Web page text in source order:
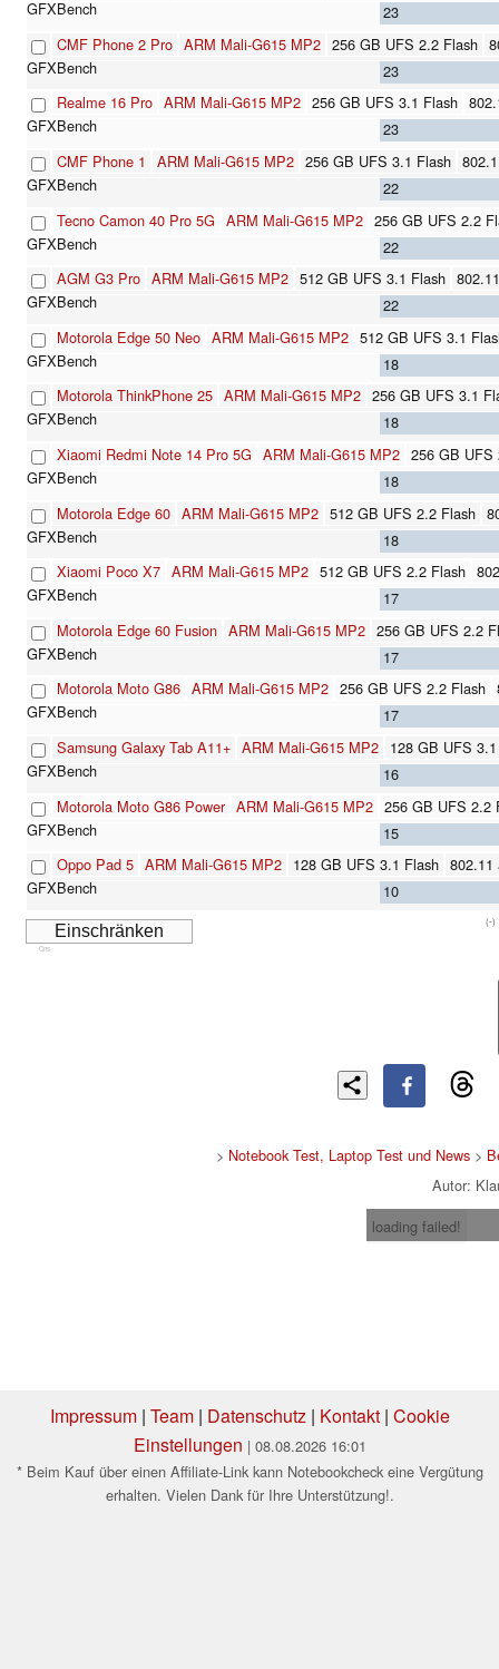
23
CMF Phone 2 Pro ARM Mali-G615 MP2 256 GB UFS 2.2 Flash
23
Realme 16 Pro ARM Mali-G615 MP2 256 GB UFS 3.1 Flash
23
CMF Phone 1
ARM Mali-G615 MP2 256 GB UFS 3.1 Flash
22
Tecno Camon 40 Pro 5G ARM Mali-G615 MP2 256 GB UFS 2.2
22
AGM G3 Pro ARM Mali-G615 MP2 512 GB UFS 3.1 Flash
22
Motorola Edge 50 Neo ARM Mali-G615 MP2 512 GB UFS 3.1
18
Motorola ThinkPhone 25 ARM Mali-G615 MP2 256 GB UFS 3.1
18
Xiaomi Redmi Note 14 Pro 5G ARM Mali-G615 MP2 256 GB UFS
18
Motorola Edge 60 ARM Mali-G615 MP2 512 GB UFS 2.2 Flash
18
Xiaomi Poco X7 ARM Mali-G615 MP2 512 GB UFS 2.2 Flash
17
Motorola Edge 60 Fusion ARM Mali-G615 MP2 256 GB UFS 2.2
17
Motorola Moto G86 ARM Mali-G615 MP2 256 GB UFS 2.2 Flash
17
Samsung Galaxy Tab A11+ ARM Mali-G615 MP2 128 GB UFS
16
Motorola Moto G86 Power ARM Mali-G615 MP2 256 GB UFS 2.2
15
Oppo Pad 5 ARM Mali-G615 MP2 128 GB UFS 3.1 Flash 802.11
10
(-)
Cns
> Notebook Test, Laptop Test und News >
Autor:
loading failed!
Impressum| Team| Datenschutz| Kontakt| Cookie
Einstellungen | 08.08.2026 16:01
* Beim Kauf über einen Affiliate-Link kann Notebookcheck eine Vergütung
erhalten. Vielen Dank für Ihre Unterstützung!.